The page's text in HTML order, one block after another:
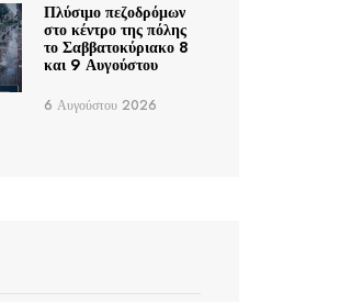
Πλύσιμο πεζοδρόμων
στο κέντρο της πόλης
το Σαββατοκύριακο 8
και 9 Αυγούστου
6 Αυγούστου 2026